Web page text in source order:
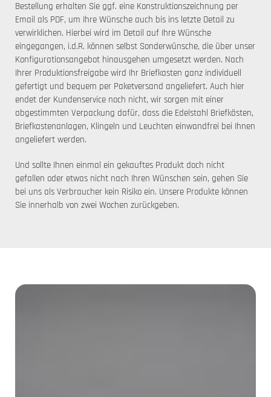
Bestellung erhalten Sie ggf. eine Konstruktionszeichnung per
Email als PDF, um Ihre Wünsche auch bis ins letzte Detail zu
verwirklichen. Hierbei wird im Detail auf Ihre Wünsche
eingegangen, i.d.R. können selbst Sonderwünsche, die über unser
Konfigurationsangebot hinausgehen umgesetzt werden. Nach
Ihrer Produktionsfreigabe wird Ihr Briefkasten ganz individuell
gefertigt und bequem per Paketversand angeliefert. Auch hier
endet der Kundenservice noch nicht, wir sorgen mit einer
abgestimmten Verpackung dafür, dass die Edelstahl Briefkästen,
Briefkastenanlagen, Klingeln und Leuchten einwandfrei bei Ihnen
angeliefert werden.
Und sollte Ihnen einmal ein gekauftes Produkt doch nicht
gefallen oder etwas nicht nach Ihren Wünschen sein, gehen Sie
bei uns als Verbraucher kein Risiko ein. Unsere Produkte können
Sie innerhalb von zwei Wochen zurückgeben.